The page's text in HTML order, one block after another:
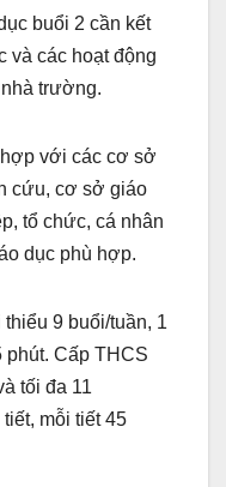
buổi 2 cần kết
và các hoạt động
trường.
với các cơ sở
cứu, cơ sở giáo
tổ chức, cá nhân
dục phù hợp.
9 buổi/tuần, 1
phút. Cấp THCS
tối đa 11
mỗi tiết 45